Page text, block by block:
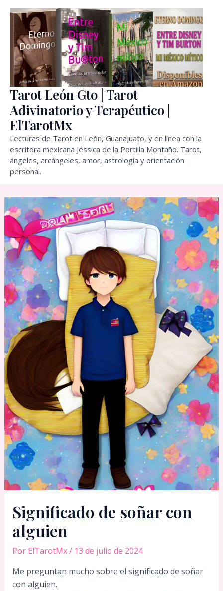
contenido
Tarot León Gto | Tarot
Adivinatorio y Terapéutico |
ElTarotMx
Lecturas de Tarot en León, Guanajuato, y en línea con la
escritora mexicana Jéssica de la Portilla Montaño. Tarot,
ángeles, arcángeles, amor, astrología y orientación
personal.
Significado de soñar con
alguien
Por ElTarotMx/ 13 de julio de 2024
Me preguntan mucho sobre el significado de soñar
con alguien.